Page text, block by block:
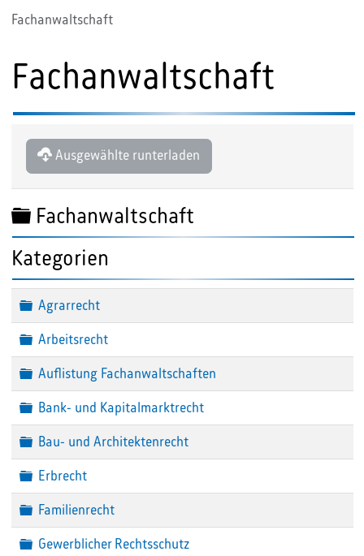
Fachanwaltschaft
Fachanwaltschaft
Ausgewählte runterladen
Ordner
Fachanwaltschaft
Kategorien
Ordner
Agrarrecht
Ordner
Arbeitsrecht
Ordner
Auflistung Fachanwaltschaften
Ordner
Bank- und Kapitalmarktrecht
Ordner
Bau- und Architektenrecht
Ordner
Erbrecht
Ordner
Familienrecht
Ordner
Gewerblicher Rechtsschutz